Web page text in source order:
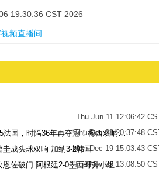
19:30:36 CST 2026
频直播间
Thu Jun 11 12:06:42
Thu Dec 28 20:37:48
世界杯-阿根廷点球7-5法国，时隔36年再夺冠！梅西双响姆巴佩戴帽
Mon Dec 19 15:03:43
成头球双响 加纳3-2韩国
Tue Nov 29 13:08:50
梅西无解贴地斩+助攻恩佐破门 阿根廷2-0墨西哥升小组第二